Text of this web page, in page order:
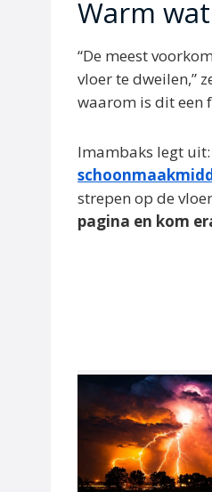
Warm
“De meest
vloer te dweilen,”
waarom is dit een
Imambaks legt
strepen op de
pagina en kom